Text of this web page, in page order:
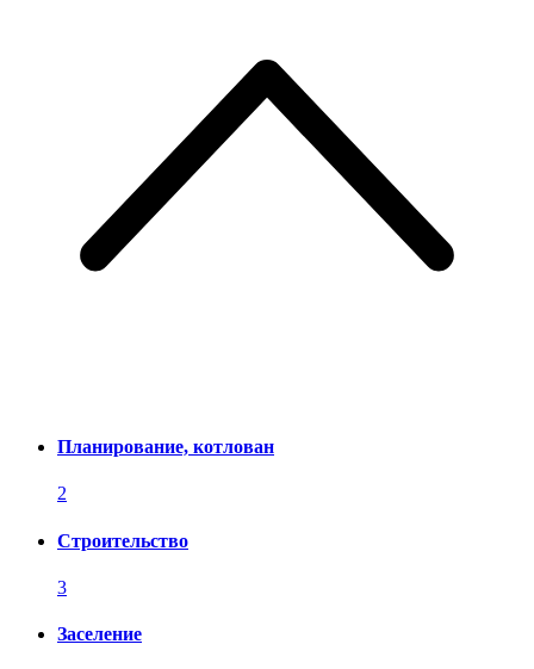
Планирование, котлован
2
Строительство
3
Заселение